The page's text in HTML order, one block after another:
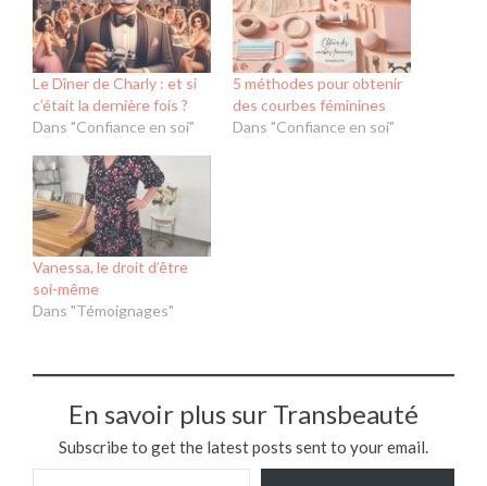
Le Dîner de Charly : et si
c’était la dernière fois ?
Dans "Confiance en soi"
5 méthodes pour obtenir
des courbes féminines
Dans "Confiance en soi"
Vanessa, le droit d’être
soi-même
Dans "Témoignages"
En savoir plus sur Transbeauté
Subscribe to get the latest posts sent to your email.